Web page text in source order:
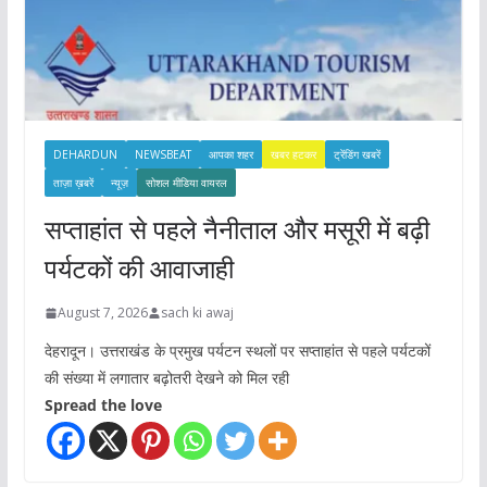
DEHARDUN NEWSBEAT आपका शहर खबर हटकर
ट्रेंडिंग खबरें
ताज़ा ख़बरें
न्यूज़ सोशल मीडिया वायरल
सप्ताहांत से पहले नैनीताल और मसूरी में बढ़ी
पर्यटकों की आवाजाही
August 7, 2026 sach ki awaj
देहरादून। उत्तराखंड के प्रमुख पर्यटन स्थलों पर सप्ताहांत से पहले पर्यटकों
की संख्या में लगातार बढ़ोतरी देखने को मिल रही
Spread the love